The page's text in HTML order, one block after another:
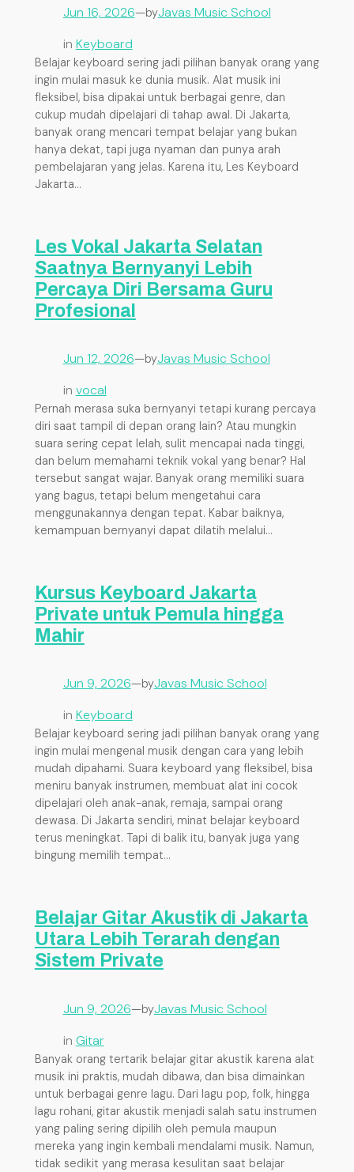
Jun 16, 2026—byJavas Music School
in Keyboard
Belajar keyboard sering jadi pilihan banyak orang yang
ingin mulai masuk ke dunia musik. Alat musik ini
fleksibel, bisa dipakai untuk berbagai genre, dan
cukup mudah dipelajari di tahap awal. Di Jakarta,
banyak orang mencari tempat belajar yang bukan
hanya dekat, tapi juga nyaman dan punya arah
pembelajaran yang jelas. Karena itu, Les Keyboard
Jakarta…
Les Vokal Jakarta Selatan
Saatnya Bernyanyi Lebih
Percaya Diri Bersama Guru
Profesional
Jun 12, 2026—byJavas Music School
in vocal
Pernah merasa suka bernyanyi tetapi kurang percaya
diri saat tampil di depan orang lain? Atau mungkin
suara sering cepat lelah, sulit mencapai nada tinggi,
dan belum memahami teknik vokal yang benar? Hal
tersebut sangat wajar. Banyak orang memiliki suara
yang bagus, tetapi belum mengetahui cara
menggunakannya dengan tepat. Kabar baiknya,
kemampuan bernyanyi dapat dilatih melalui…
Kursus Keyboard Jakarta
Private untuk Pemula hingga
Mahir
Jun 9, 2026—byJavas Music School
in Keyboard
Belajar keyboard sering jadi pilihan banyak orang yang
ingin mulai mengenal musik dengan cara yang lebih
mudah dipahami. Suara keyboard yang fleksibel, bisa
meniru banyak instrumen, membuat alat ini cocok
dipelajari oleh anak-anak, remaja, sampai orang
dewasa. Di Jakarta sendiri, minat belajar keyboard
terus meningkat. Tapi di balik itu, banyak juga yang
bingung memilih tempat…
Belajar Gitar Akustik di Jakarta
Utara Lebih Terarah dengan
Sistem Private
Jun 9, 2026—byJavas Music School
in Gitar
Banyak orang tertarik belajar gitar akustik karena alat
musik ini praktis, mudah dibawa, dan bisa dimainkan
untuk berbagai genre lagu. Dari lagu pop, folk, hingga
lagu rohani, gitar akustik menjadi salah satu instrumen
yang paling sering dipilih oleh pemula maupun
mereka yang ingin kembali mendalami musik. Namun,
tidak sedikit yang merasa kesulitan saat belajar